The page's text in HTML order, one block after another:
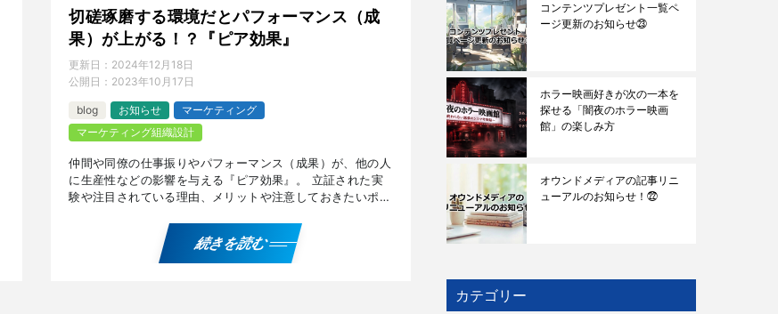
切磋琢磨する環境だとパフォーマンス（成
果）が上がる！？『ピア効果』
更新日： 2024年12月18日
公開日： 2023年10月17日
blog お知らせ
マーケティング
マーケティング組織設計
仲間や同僚の仕事振りやパフォーマンス（成果）が、他の人
に生産性などの影響を与える『ピア効果』。 立証された実
験や注目されている理由、メリットや注意しておきたいポイ
続きを読む
コンテンツプレゼント一覧ペ
ージ更新のお知らせ㉓
ホラー映画好きが次の一本を
探せる「闇夜のホラー映画
館」の楽しみ方
オウンドメディアの記事リニ
ューアルのお知らせ！㉒
カテゴリー